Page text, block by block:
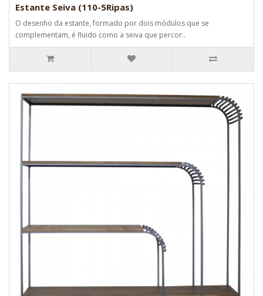
Estante Seiva (110-5Ripas)
O desenho da estante, formado por dois módulos que se
complementam, é fluido como a seiva que percor..